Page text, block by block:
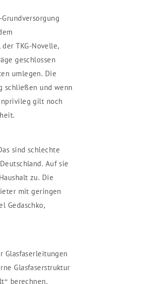
TKG-Novelle,
geschlossen
umlegen. Die
schließen und wenn
gilt noch
sind schlechte
Auf sie
zu. Die
mit geringen
Gedaschko,
Glasfaserleitungen
Glasfaserstruktur
berechnen.